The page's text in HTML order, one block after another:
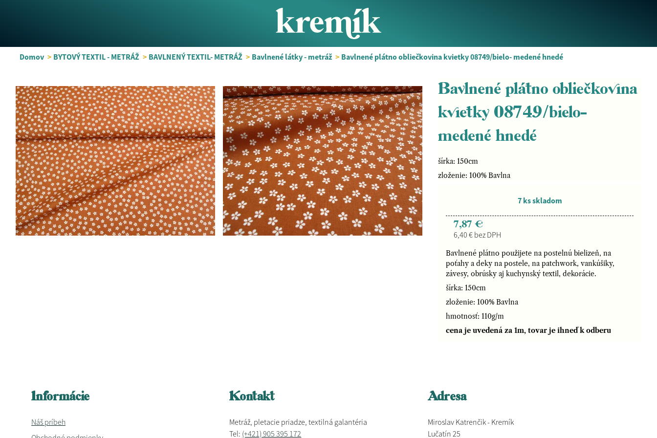
Domov > BYTOVÝ TEXTIL - METRÁŽ > BAVLNENÝ TEXTIL- METRÁŽ > Bavlnené látky - metráž > Bavlnené plátno obliečkovina kvietky 08749/bielo- medené hnedé
Bavlnené plátno obliečkovina
kvietky 08749/bielo-
medené hnedé
šírka: 150cm
zloženie: 100% Bavlna
7 ks skladom
7,87 €
6,40 € bez DPH
Bavlnené plátno použijete na postelnú bielizeň, na
poťahy a deky na postele, na patchwork, vankúšiky,
závesy, obrúsky aj kuchynský textil, dekorácie.
šírka: 150cm
zloženie: 100% Bavlna
hmotnosť: 110g/m
cena je uvedená za 1m, tovar je ihneď k odberu
Informácie
Náš príbeh
Kontakt
Metráž, pletacie priadze, textilná galantéria
Tel: (+421) 905 395 172
Adresa
Miroslav Katrenčik - Kremík
Lučatín 25